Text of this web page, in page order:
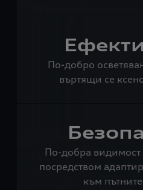
По-добро
въртящи се
По-добра
посредством
към